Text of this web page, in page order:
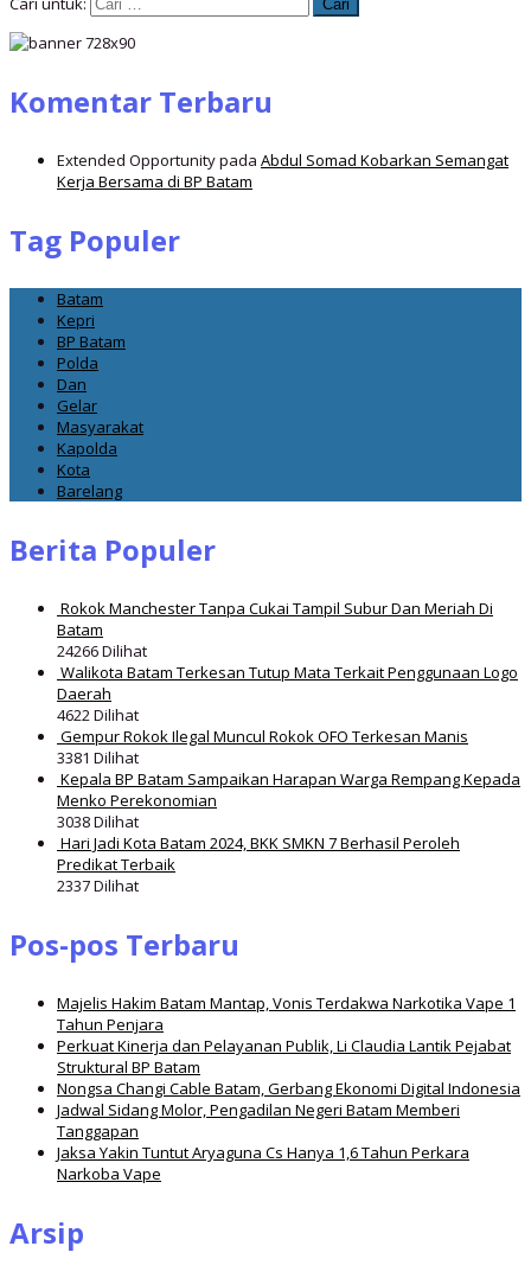
Komentar Terbaru
Extended Opportunitypada Abdul Somad Kobarkan Semangat
Kerja Bersama di BP Batam
Tag Populer
Batam
Kepri
BP Batam
Polda
Dan
Gelar
Masyarakat
Kapolda
Kota
Barelang
Berita Populer
Rokok Manchester Tanpa Cukai Tampil Subur Dan Meriah Di
Batam
24266 Dilihat
Walikota Batam Terkesan Tutup Mata Terkait Penggunaan Logo
Daerah
4622 Dilihat
Gempur Rokok Ilegal Muncul Rokok OFO Terkesan Manis
3381 Dilihat
Kepala BP Batam Sampaikan Harapan Warga Rempang Kepada
Menko Perekonomian
3038 Dilihat
Hari Jadi Kota Batam 2024, BKK SMKN 7 Berhasil Peroleh
Predikat Terbaik
2337 Dilihat
Pos-pos Terbaru
Majelis Hakim Batam Mantap, Vonis Terdakwa Narkotika Vape 1
Tahun Penjara
Perkuat Kinerja dan Pelayanan Publik, Li Claudia Lantik Pejabat
Struktural BP Batam
Nongsa Changi Cable Batam, Gerbang Ekonomi Digital Indonesia
Jadwal Sidang Molor, Pengadilan Negeri Batam Memberi
Tanggapan
Jaksa Yakin Tuntut Aryaguna Cs Hanya 1,6 Tahun Perkara
Narkoba Vape
Arsip